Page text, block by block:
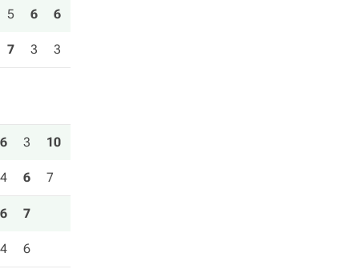
5 6 6
7 3 3
6 3 10
4 6 7
6 7
4 6